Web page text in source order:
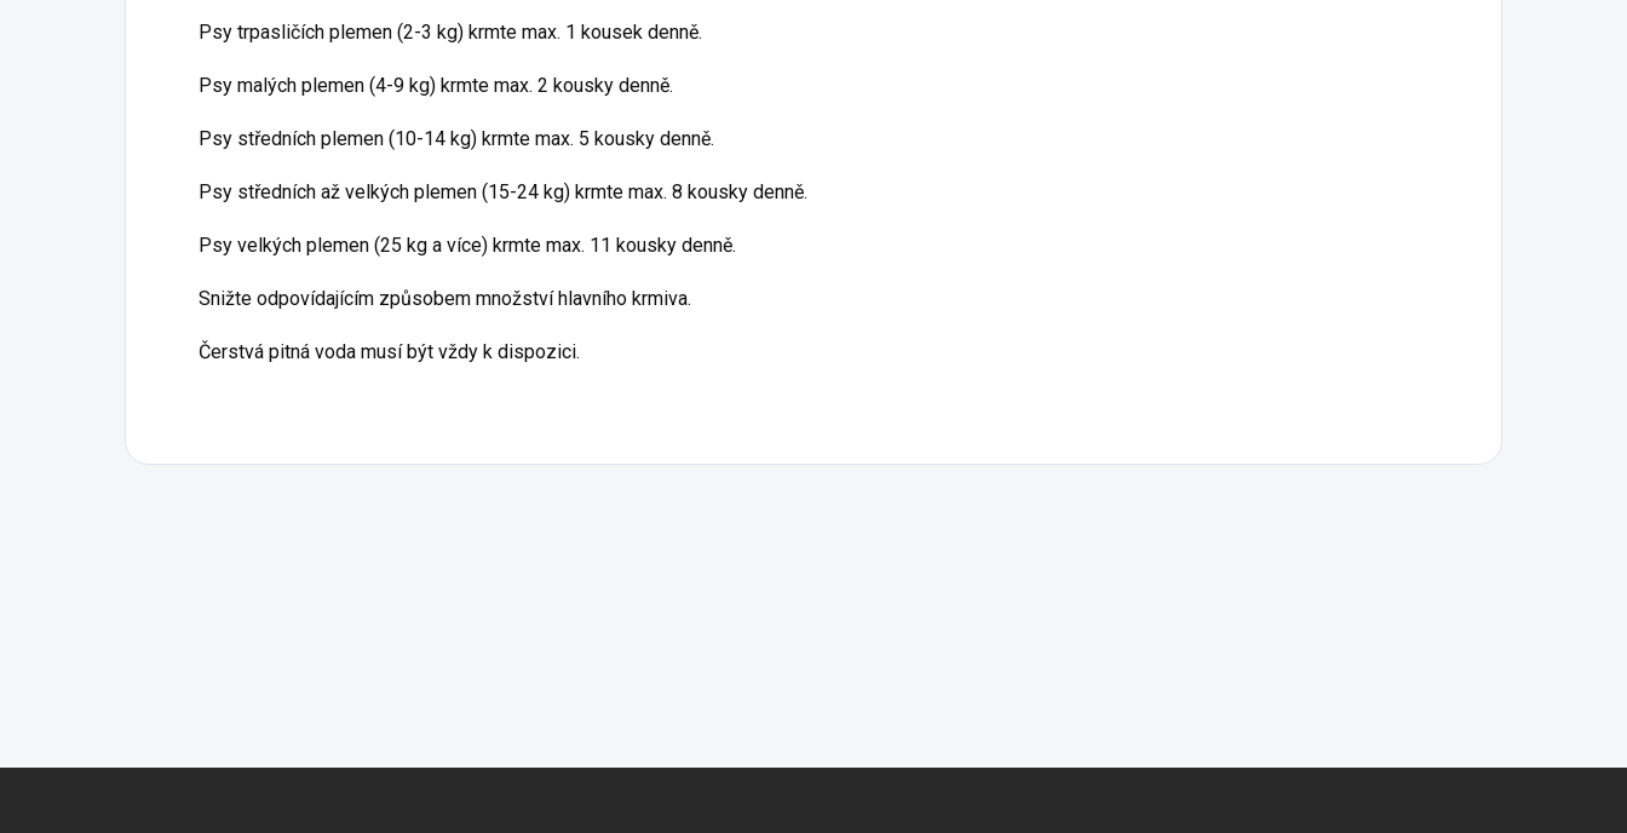
Psy trpasličích plemen (2-3 kg) krmte max. 1 kousek denně.
Psy malých plemen (4-9 kg) krmte max. 2 kousky denně.
Psy středních plemen (10-14 kg) krmte max. 5 kousky denně.
Psy středních až velkých plemen (15-24 kg) krmte max. 8 kousky denně.
Psy velkých plemen (25 kg a více) krmte max. 11 kousky denně.
Snižte odpovídajícím způsobem množství hlavního krmiva.
Čerstvá pitná voda musí být vždy k dispozici.